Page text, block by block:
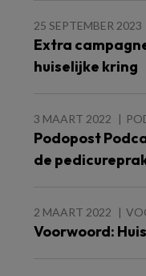
25 SEPTEMBER 2023
Extra
huiselijke kring
3 MAART 2022
Podopost
de
2 MAART 2022
Voorwoord: